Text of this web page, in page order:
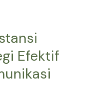
Efektif